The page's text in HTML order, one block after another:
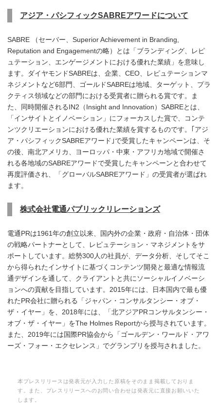
アジア・パシフィックSABREアワードについて
SABRE （セーバー、Superior Achievement in Branding,
Reputation and Engagementの略）とは「ブランディング、レピ
ュテーション、エンゲージメントにおける優れた業績」を意味し
ます。ダイヤモンドSABREは、企業、CEO、レピュテーションマ
ネジメントなど6部門、ゴールドSABREは地域、ターゲット、プラ
クティス領域などの部門における受賞者に贈られる賞です。ま
た、同時開催されるIN2（Insight and Innovation）SABREとは、
「インサイトとイノベーション」にフォーカスした賞で、コンテ
ンツクリエーションにおける優れた業績を賞するものです。｢アジ
ア・パシフィックSABREアワード｣で受賞したキャンペーンは、そ
の後、南北アメリカ、ヨーロッパ・中東・アフリカ地域で開催さ
れる各地域のSABREアワードで受賞したキャンペーンと合わせて
再度評価され、「グローバルSABREアワード」の受賞者が選ばれ
ます。
株式会社電通パブリックリレーションズ
電通PRは1961年の創立以来、国内外の企業・政府・自治体・団体
の戦略パートナーとして、レピュテーション・マネジメントをサ
ポートしています。総勢300人の社員が、データ分析、そしてそこ
から得られたインサイトに基づくコンテンツ開発と最適な情報流
通デザインを通して、クライアントと共にソーシャルイノベーシ
ョンへの貢献を目指しています。2015年には、日本国内で最も優
れたPR会社に贈られる「ジャパン・コンサルタンシー・オブ・
ザ・イヤー」を、2018年には、「北アジアPRコンサルタンシー・
オブ・ザ・イヤー」をThe Holmes Reportから授与されています。
また、2019年には国際PR協会から「ゴールデン・ワールド・アワ
ーズ・フォー・エクセレンス」でグランプリを授与されました。
本プレスリリースは発表元が入力した原稿をそのまま掲載しておりま
す。また、プレスリリースへのお問い合わせは発表元に直接お願いいた
します。